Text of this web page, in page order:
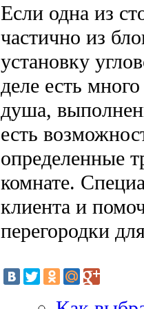
Если одна из
частично из
установку
деле есть
душа,
есть
определенные
комнате.
клиента и
перегородки